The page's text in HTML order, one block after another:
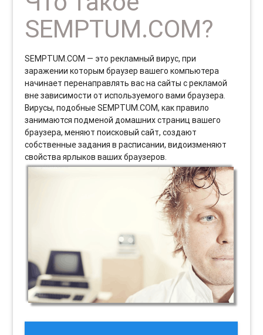
SEMPTUM.COM?
SEMPTUM.COM — это рекламный вирус, при
заражении которым браузер вашего компьютера
начинает перенаправлять вас на сайты с рекламой
вне зависимости от используемого вами браузера.
Вирусы, подобные SEMPTUM.COM, как правило
занимаются подменой домашних страниц вашего
браузера, меняют поисковый сайт, создают
собственные задания в расписании, видоизменяют
свойства ярлыков ваших браузеров.